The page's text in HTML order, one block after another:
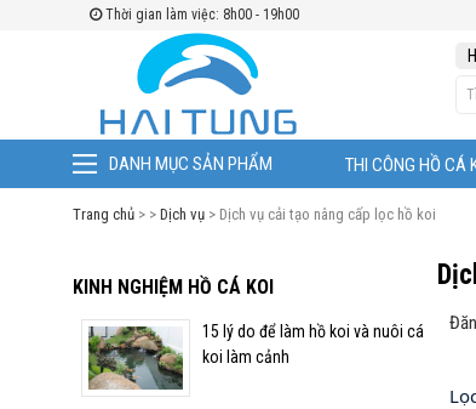
Thời gian làm việc: 8h00 - 19h00
DANH MỤC SẢN PHẨM THI CÔNG HỒ CÁ
Trang chủ > > Dịch vụ > Dịch vụ cải tạo nâng cấp lọc hồ koi
KINH NGHIỆM HỒ CÁ KOI
15 lý do để làm hồ koi và nuôi cá
koi làm cảnh
KINH NGHIỆM HỒ CÁ KOI
nuôi cá koi làm cảnh
Kiểm soát theo dõi cá Koi
Công trình hồ chú Cường
Starlake